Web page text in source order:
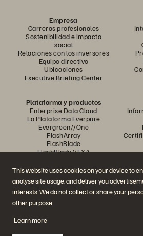
This website uses cookies on your device to
analyse site usage, and deliver you
interests. We do not collect or share your
other purpose.
Learn more
Empresa
Carreras profesionales
Sostenibilidad e impacto
social
Relaciones con los inversores
Equipo directivo
Ubicaciones
Executive Briefing Center
Plataforma y productos
Enterprise Data Cloud
La Plataforma Everpure
Evergreen//One
FlashArray
FlashBlade
FlashBlade//EXA
Portworx
Demos
Eventos y Webinars
Anuncios de productos
Historias de clientes
Comunidad de clientes